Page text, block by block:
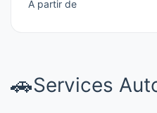
À partir de
🚗Services